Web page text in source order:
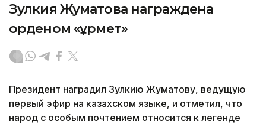
Зулкия Жуматова награждена
орденом «Құрмет»
Президент наградил Зулкию Жуматову, ведущую
первый эфир на казахском языке, и отметил, что
народ с особым почтением относится к легенде